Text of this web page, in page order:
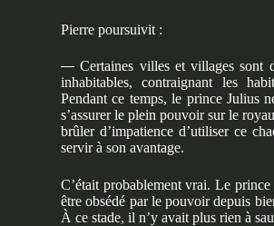
Pierre poursuivit :
—Certaines villes et villages sont
inhabitables, contraignant les
Pendant ce temps, le prince Julius
s’assurer le plein pouvoir sur le
brûler d’impatience d’utiliser ce
servir à son avantage.
C’était probablement vrai. Le
être obsédé par le pouvoir depuis
À ce stade, il n’y avait plus rien à